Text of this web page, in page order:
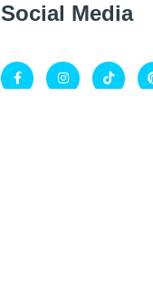
Social Media